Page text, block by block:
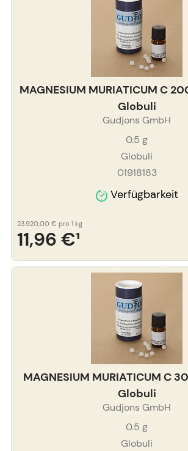
MAGNESIUM MURIATICUM C
Globuli
Gudjons GmbH
0.5 g
Globuli
01918183
Verfügbarkeit
11,96 €¹
23.920,00 € pro 1 kg
MAGNESIUM MURIATICUM C
Globuli
Gudjons GmbH
0.5 g
Globuli